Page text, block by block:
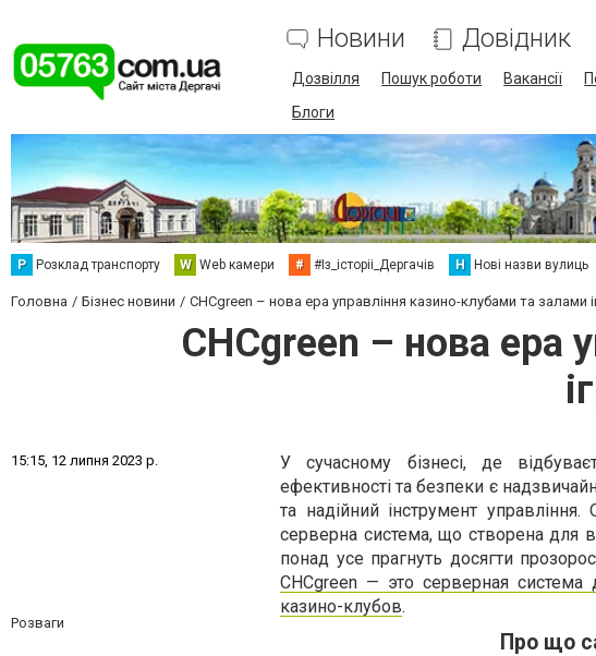
Новини Довідник
Дозвілля Пошук роботи Вакансії
Блоги
Р Розклад транспорту W Web камери # #Із_історіі_Дергачів Н Нові назви вулиць
Головна Бізнес новини CHCgreen – нова ера управління казино-клубами та залами
CHCgreen – нова ера
1 5:1 5, 12 липня 2023 р.
Розваги
У сучасному бізнесі, де
ефективності та безпеки є
та надійний інструмент
серверна система, що створена для
понад усе прагнуть досягти
CHCgreen — это серверная
казино-клубов.
Про що